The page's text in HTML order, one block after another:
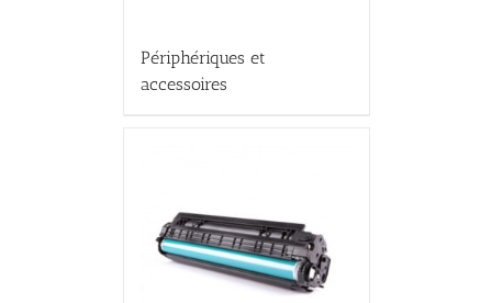
Périphériques et
accessoires